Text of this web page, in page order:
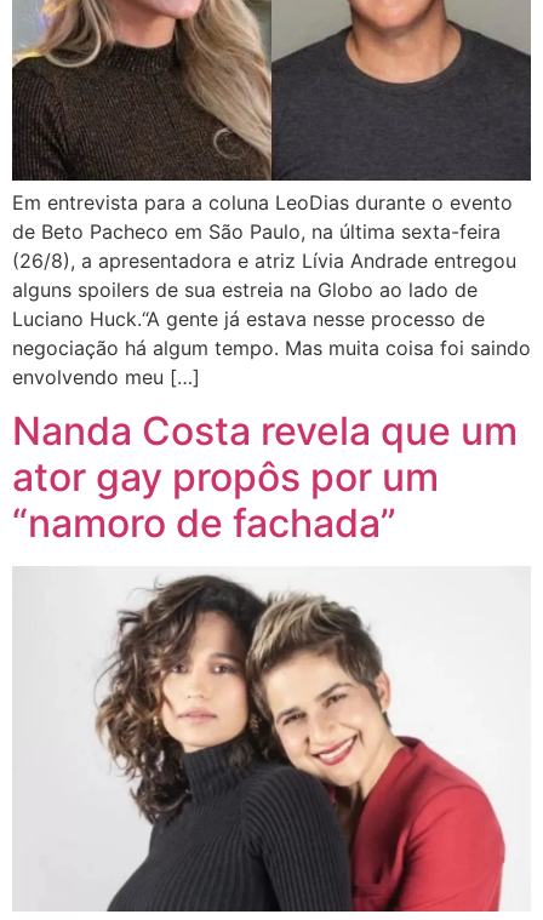
Em entrevista para a coluna LeoDias durante o evento
de Beto Pacheco em São Paulo, na última sexta-feira
(26/8), a apresentadora e atriz Lívia Andrade entregou
alguns spoilers de sua estreia na Globo ao lado de
Luciano Huck.“A gente já estava nesse processo de
negociação há algum tempo. Mas muita coisa foi saindo
envolvendo meu […]
Nanda Costa revela que um
ator gay propôs por um
“namoro de fachada”